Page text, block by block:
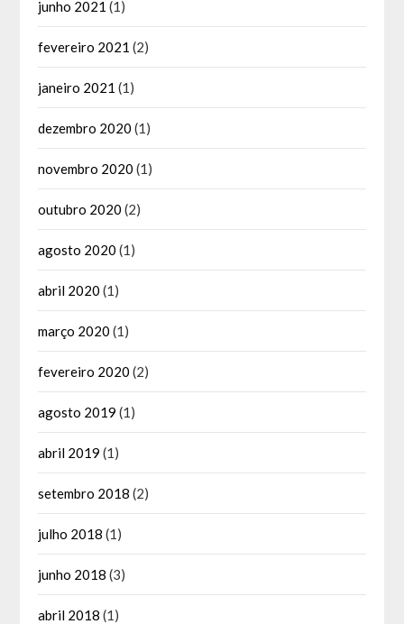
junho 2021 (1)
fevereiro 2021 (2)
janeiro 2021 (1)
dezembro 2020 (1)
novembro 2020 (1)
outubro 2020 (2)
agosto 2020 (1)
abril 2020 (1)
março 2020 (1)
fevereiro 2020 (2)
agosto 2019 (1)
abril 2019 (1)
setembro 2018 (2)
julho 2018 (1)
junho 2018 (3)
abril 2018 (1)